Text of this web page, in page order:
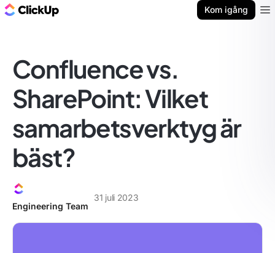
Kom igång
Confluence vs.
SharePoint: Vilket
samarbetsverktyg är
bäst?
Engineering Team
31 juli 2023